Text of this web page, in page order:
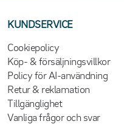
KUNDSERVICE
Cookiepolicy
Köp- & försäljningsvillkor
Policy för AI-användning
Retur & reklamation
Tillgänglighet
Vanliga frågor och svar